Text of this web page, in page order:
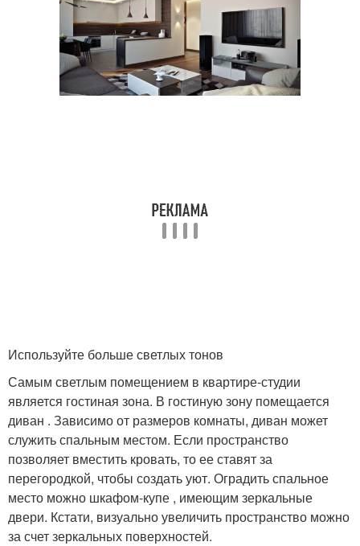
Используйте больше светлых тонов
Самым светлым помещением в квартире-студии
является гостиная зона. В гостиную зону помещается
диван . Зависимо от размеров комнаты, диван может
служить спальным местом. Если пространство
позволяет вместить кровать, то ее ставят за
перегородкой, чтобы создать уют. Оградить спальное
место можно шкафом-купе , имеющим зеркальные
двери. Кстати, визуально увеличить пространство можно
за счет зеркальных поверхностей.